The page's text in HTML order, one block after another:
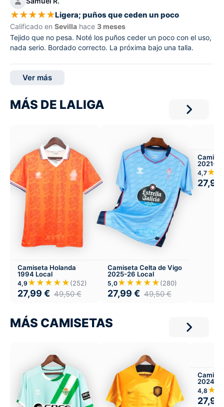
★★★★★Ligera; puños que ceden un poco
Calificado en Sevilla hace 3 meses
Tejido que no pesa. Noté los puños ceder un poco con el uso,
nada serio. Bordado correcto. La próxima bajo una talla.
Ver más
MÁS DE LALIGA
Camiseta Holanda
1994 Local
4,9 ★★★★★(252)
27,99 € 49,50€
Camiseta Celta de Vigo
2025-26 Local
5,0★★★★★(280)
27,99 € 49,50€
2021-
Infantil
4,7
27,99
MÁS CAMISETAS
2024-
4,8
27,99